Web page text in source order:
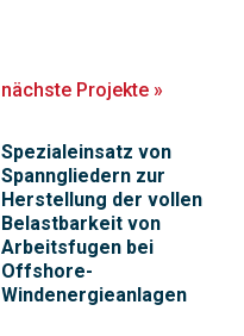
nächste Projekte»
Spezialeinsatz von
Spanngliedern zur
Herstellung der vollen
Belastbarkeit von
Arbeitsfugen bei
Offshore-
Windenergieanlagen